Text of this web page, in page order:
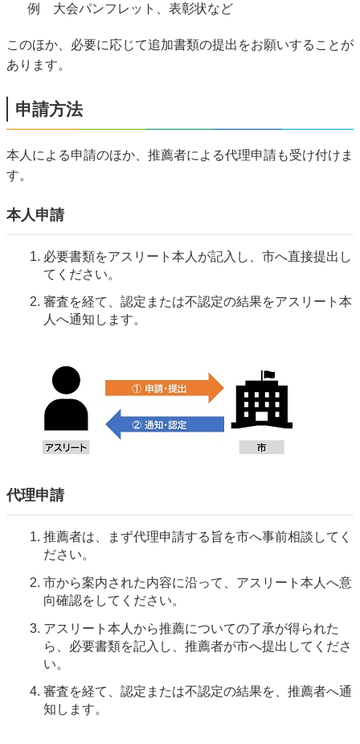
例 大会パンフレット、表彰状など
このほか、必要に応じて追加書類の提出をお願いすることが
あります。
申請方法
本人による申請のほか、推薦者による代理申請も受け付けま
す。
本人申請
必要書類をアスリート本人が記入し、市へ直接提出し
てください。
審査を経て、認定または不認定の結果をアスリート本
人へ通知します。
代理申請
推薦者は、まず代理申請する旨を市へ事前相談してく
ださい。
市から案内された内容に沿って、アスリート本人へ意
向確認をしてください。
アスリート本人から推薦についての了承が得られた
ら、必要書類を記入し、推薦者が市へ提出してくださ
い。
審査を経て、認定または不認定の結果を、推薦者へ通
知します。